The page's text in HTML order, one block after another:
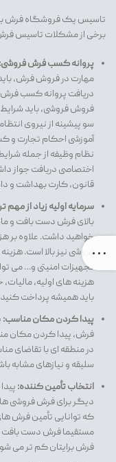
تاسیس یک فروشگاه فرش با
برخی از مشکلات تاسیس
پروانه کسب فرش فروشی:
مهارت در فروش فرش،
دریافت پروانه کسب فرش
فروش فروشی، باید
سو پیشینه از نیروی
آموزشی احکام تجارت و
نظام وظیفه از جمله
اختصاصی دریافت جواز
قانون، کارت بهداشت و
سرمایه اولیه زیاد از
بالای فرش دست بافت و
خواهید داشت. علاوه بر
فروشی نیز بالا است.
تجهیزات امنیتی و… می
هزینه های اولیه،
باید همیشه پرداخت
پیدا کردن مکان مناسب:
فرش، پیدا کردن مکان
در منطقه ای با تقاضای
سلیقه و نیازهای مشابه
انتخاب تأمین کننده:
دیگر برای فرش فروشی
که توانایی تأمین فرش
مستقیما فرش دست بافت
فرش برایتان کم تر می